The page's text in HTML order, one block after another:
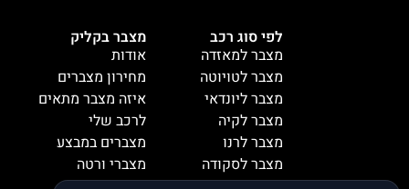
מצבר בקליק
אודות
מחירון מצברים
איזה מצבר מתאים
לרכב שלי
מצברים במבצע
מצברי ורטה
לפי סוג רכב
מצבר למאזדה
מצבר לטויוטה
מצבר ליונדאי
מצבר לקיה
מצבר לרנו
מצבר לסקודה